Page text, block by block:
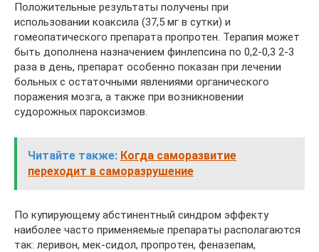
Положительные результаты получены при
использовании коаксила (37,5 мг в сутки) и
гомеопатического препарата пропротен. Терапия может
быть дополнена назначением финлепсина по 0,2-0,3 2-3
раза в день, препарат особенно показан при лечении
больных с остаточными явлениями органического
поражения мозга, а также при возникновении
судорожных пароксизмов.
Читайте также: Когда саморазвитие
переходит в саморазрушение
По купирующему абстинентный синдром эффекту
наиболее часто применяемые препараты располагаются
так: леривон, мек-сидол, пропротен, феназепам,